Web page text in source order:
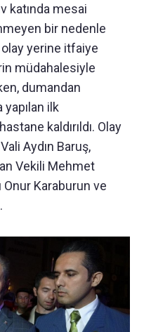
katında mesai
bir nedenle
olay yerine itfaiye
müdahalesiyle
dumandan
ilk
kaldırıldı. Olay
Aydın Baruş,
Vekili Mehmet
Karaburun ve